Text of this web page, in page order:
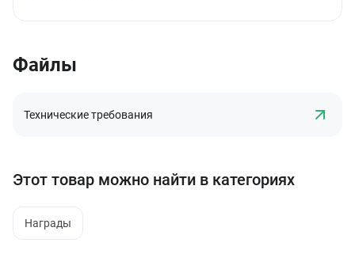
Файлы
Технические требования
Этот товар можно найти в категориях
Награды